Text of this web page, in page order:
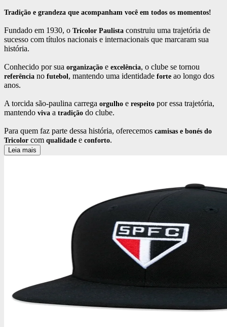
Tradição e grandeza que acompanham você em todos os momentos!
Fundado em 1930, o Tricolor Paulista construiu uma trajetória de
sucesso com títulos nacionais e internacionais que marcaram sua
história.
Conhecido por sua organização e excelência, o clube se tornou
referência no futebol, mantendo uma identidade forte ao longo dos
anos.
A torcida são-paulina carrega orgulho e respeito por essa trajetória,
mantendo viva a tradição do clube.
Para quem faz parte dessa história, oferecemos camisas e bonés do
Tricolor com qualidade e conforto.
Leia mais